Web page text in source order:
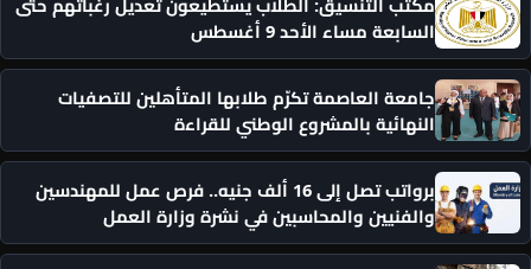
مكتب التنسيق: الطلاب يستطيعون تعديل رغباتهم حتى
السابعة مساء الأحد 9 أغسطس
جامعة العاصمة تكرّم طلابها المتأهلين للتصفيات
النهائية بالمشروع الوطني للقراءة
برواتب تصل إلى 16 ألف جنيه.. فرص عمل للمهندسين
والفنيين والمحاسبين في نشرة وزارة العمل